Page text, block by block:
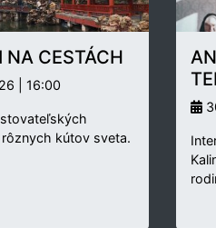
NA CESTÁCH
| 16:00
kútov sveta.